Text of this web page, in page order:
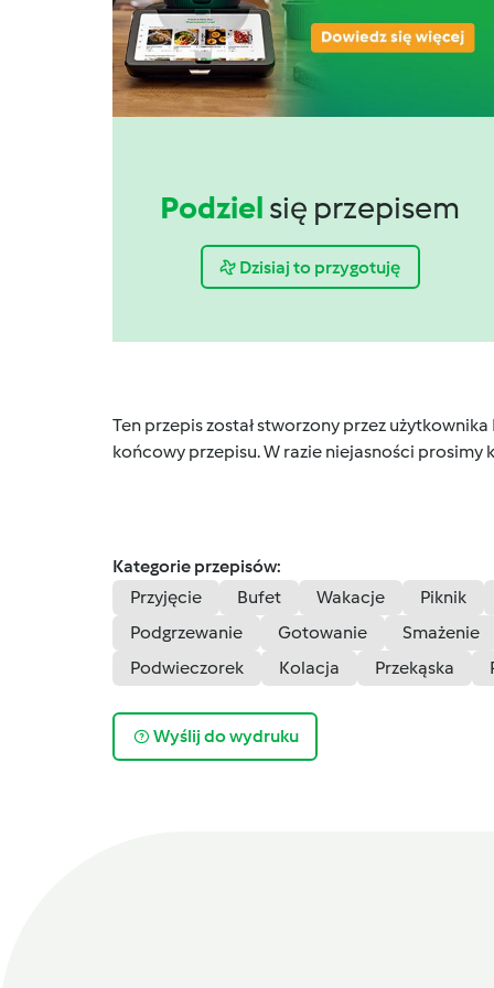
Podziel się przepisem
Dzisiaj to przygotuję
Ten przepis został stworzony przez
końcowy przepisu. W razie niejasności prosimy
Kategorie przepisów:
Przyjęcie
Bufet Wakacje
Piknik
Podgrzewanie
Gotowanie
Smażenie
Podwieczorek
Kolacja Przekąska
Wyślij do wydruku